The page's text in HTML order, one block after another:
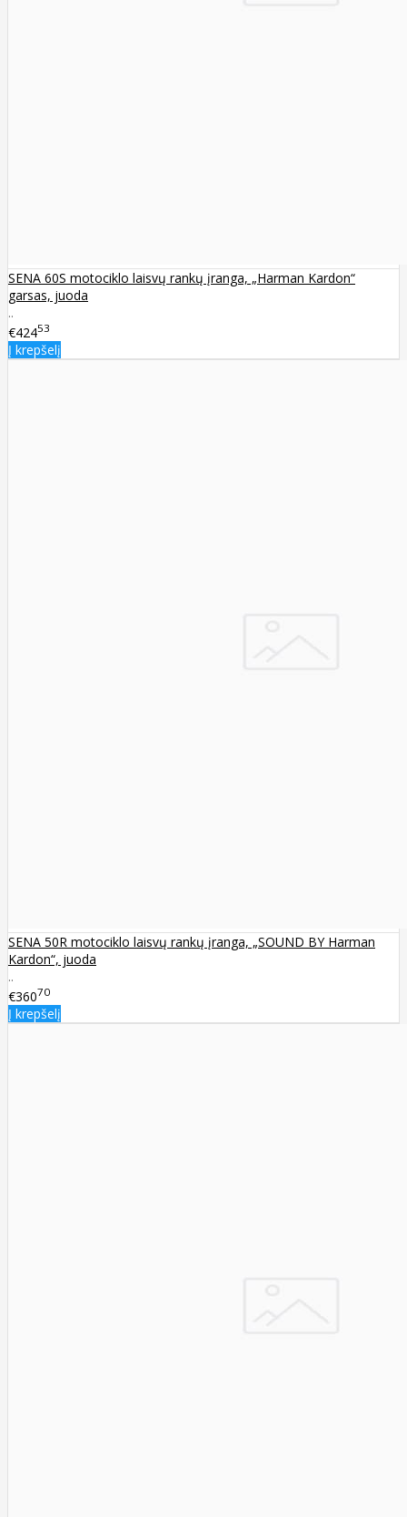
SENA 60S motociklo laisvų rankų įranga, „Harman Kardon“
garsas, juoda
..
€42453
Į krepšelį
SENA 50R motociklo laisvų rankų įranga, „SOUND BY Harman
Kardon“, juoda
..
€36070
Į krepšelį